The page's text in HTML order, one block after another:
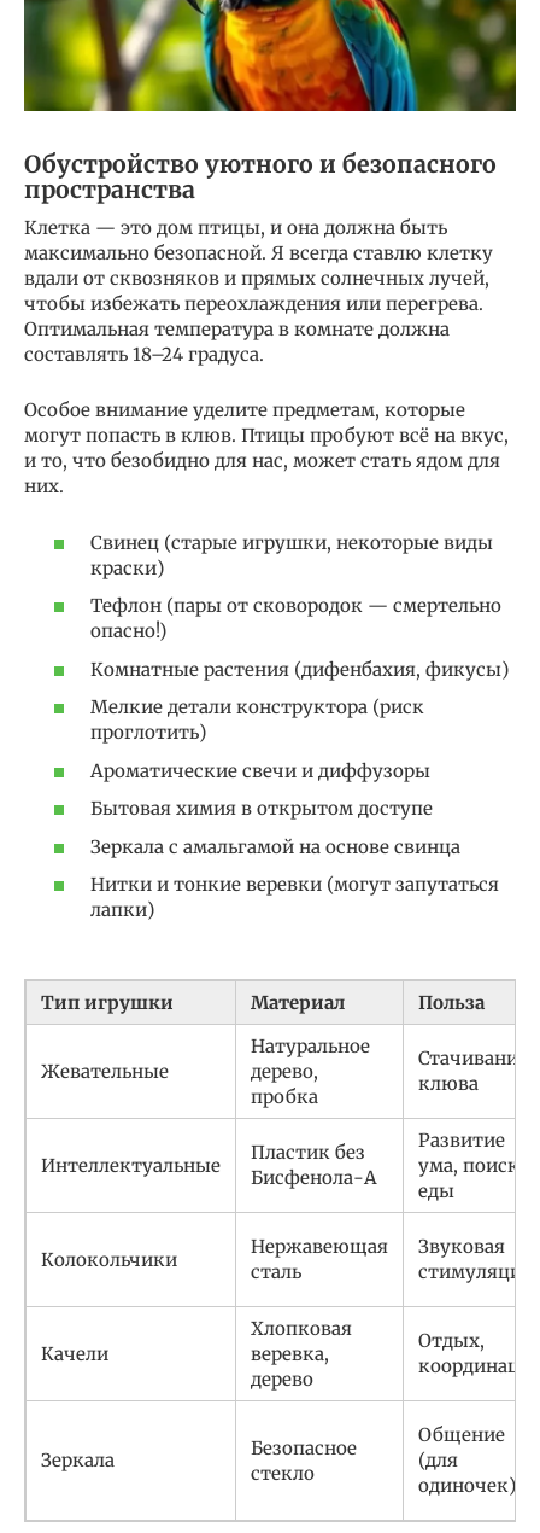
Обустройство уютного и безопасного
пространства
Клетка — это дом птицы, и она должна быть
максимально безопасной. Я всегда ставлю клетку
вдали от сквозняков и прямых солнечных лучей,
чтобы избежать переохлаждения или перегрева.
Оптимальная температура в комнате должна
составлять 18–24 градуса.
Особое внимание уделите предметам, которые
могут попасть в клюв. Птицы пробуют всё на вкус,
и то, что безобидно для нас, может стать ядом для
них.
Свинец (старые игрушки, некоторые виды
краски)
Тефлон (пары от сковородок — смертельно
опасно!)
Комнатные растения (дифенбахия, фикусы)
Мелкие детали конструктора (риск
проглотить)
Ароматические свечи и диффузоры
Бытовая химия в открытом доступе
Зеркала с амальгамой на основе свинца
Нитки и тонкие веревки (могут запутаться
лапки)
Тип игрушки Материал Польза
Жевательные
Натуральное
дерево,
пробка
Стачивание
клюва
Интеллектуальные
Пластик без
Бисфенола-А
Развитие
ума, поиск
еды
Колокольчики
Нержавеющая
сталь
Звуковая
стимуляция
Качели
Хлопковая
веревка,
дерево
Отдых,
Зеркала
Безопасное
стекло
Общение
(для
одиночек)